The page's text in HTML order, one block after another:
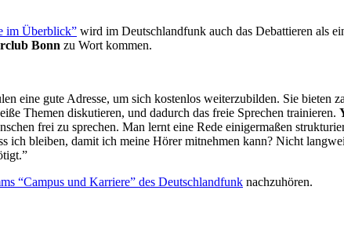
im Überblick” wird im Deutschlandfunk auch das Debattieren als
Bonn zu Wort kommen.
eine gute Adresse, um sich kostenlos weiterzubilden. Sie bieten
Themen diskutieren, und dadurch das freie Sprechen trainieren.
frei zu sprechen. Man lernt eine Rede einigermaßen
bleiben, damit ich meine Hörer mitnehmen kann? Nicht
“Campus und Karriere” des Deutschlandfunk nachzuhören.